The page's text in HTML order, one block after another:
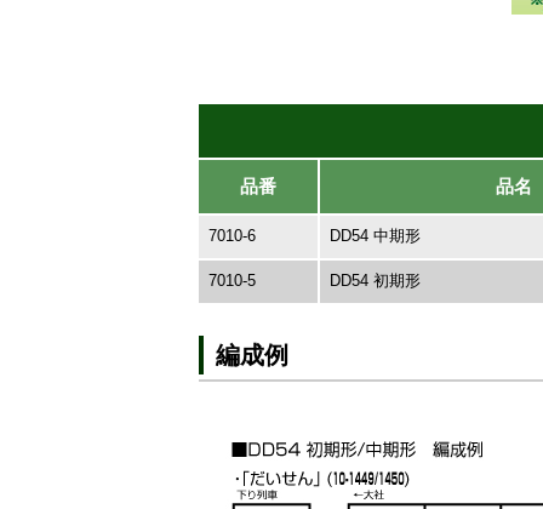
品番 品名
7010-6 DD54 中期形
7010-5 DD54 初期形
編成例